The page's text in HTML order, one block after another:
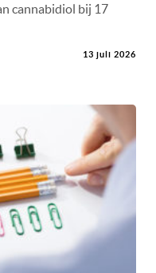
cannabidiol bij 17
13 juli 2026